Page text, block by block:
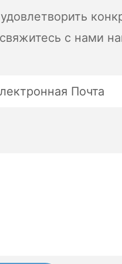
комфорте и
найти идеальное
это инвестиция в
с нами
Почта